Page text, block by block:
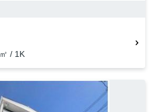
バルコニー付きです。コートなども扱い
出来島付近のことなら当社へご連絡下さ
ちしております。
/ 1K